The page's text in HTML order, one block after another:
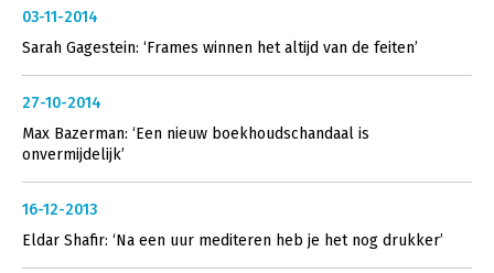
03-11-2014
Sarah Gagestein: ‘Frames winnen het altijd van de feiten’
27-10-2014
Max Bazerman: ‘Een nieuw boekhoudschandaal is
onvermijdelijk’
16-12-2013
Eldar Shafir: ‘Na een uur mediteren heb je het nog drukker’